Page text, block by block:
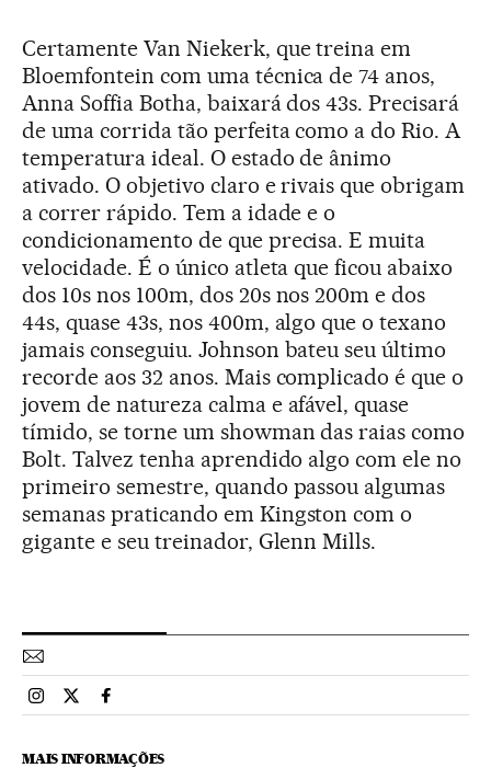
Certamente Van Niekerk, que treina em
Bloemfontein com uma técnica de 74 anos,
Anna Soffia Botha, baixará dos 43s. Precisará
de uma corrida tão perfeita como a do Rio. A
temperatura ideal. O estado de ânimo
ativado. O objetivo claro e rivais que obrigam
a correr rápido. Tem a idade e o
condicionamento de que precisa. E muita
velocidade. É o único atleta que ficou abaixo
dos 10s nos 100m, dos 20s nos 200m e dos
44s, quase 43s, nos 400m, algo que o texano
jamais conseguiu. Johnson bateu seu último
recorde aos 32 anos. Mais complicado é que o
jovem de natureza calma e afável, quase
tímido, se torne um showman das raias como
Bolt. Talvez tenha aprendido algo com ele no
primeiro semestre, quando passou algumas
semanas praticando em Kingston com o
gigante e seu treinador, Glenn Mills.
Esportes El País Brasil en Instagram
Esportes El País Brasil en Twitter
Esportes El País Brasil en Facebook
MAIS INFORMAÇÕES